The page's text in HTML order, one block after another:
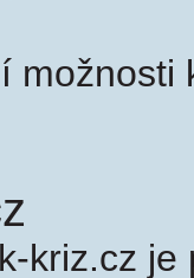
kriz.cz